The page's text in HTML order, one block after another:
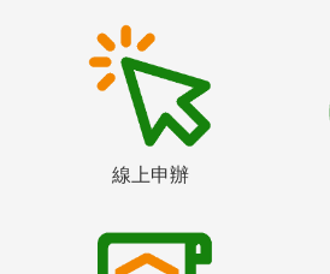
線上申辦